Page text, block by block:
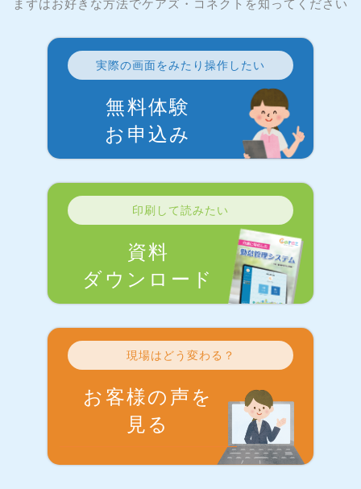
まずはお好きな方法でケアズ・コネクトを知ってください
実際の画面をみたり操作したい
無料体験
お申込み
印刷して読みたい
資料
ダウンロード
現場はどう変わる？
お客様の声を
見る